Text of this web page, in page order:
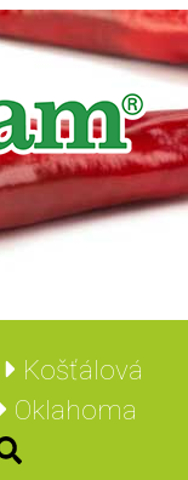
Košťálová
Oklahoma